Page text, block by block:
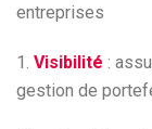
entreprises
1. Visibilité :
gestion de